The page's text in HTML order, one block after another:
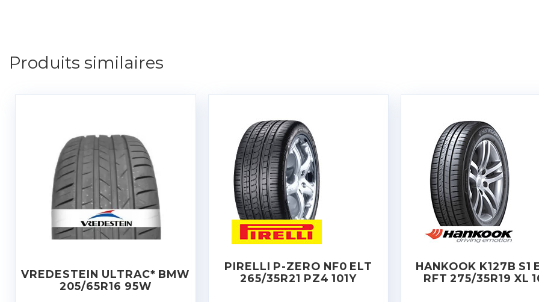
Produits similaires
VREDESTEIN ULTRAC* BMW
205/65R16 95W
PIRELLI P-ZERO NF0 ELT
265/35R21 PZ4 101Y
HANKOOK K127B S1
RFT 275/35R19 XL